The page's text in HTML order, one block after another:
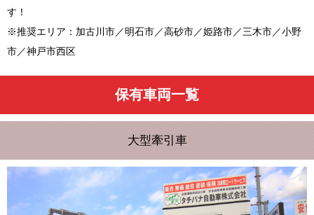
す！
※推奨エリア：加古川市／明石市／高砂市／姫路市／三木市／小野
市／神戸市西区
保有車両一覧
大型牽引車